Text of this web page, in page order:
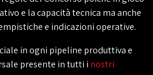
e la capacità tecnica ma anche
e indicazioni operative.
in ogni pipeline produttiva e
presente in tutti i nostri